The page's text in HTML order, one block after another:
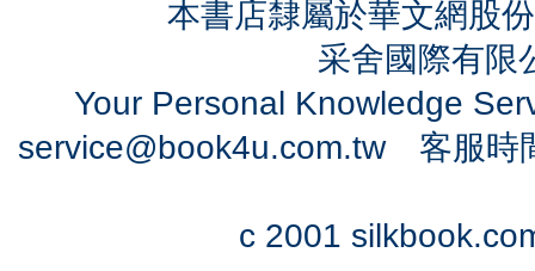
本書店隸屬於華文網股
采舍國際有
Your Personal Knowledge
service@book4u.com.tw客服時
c 2001